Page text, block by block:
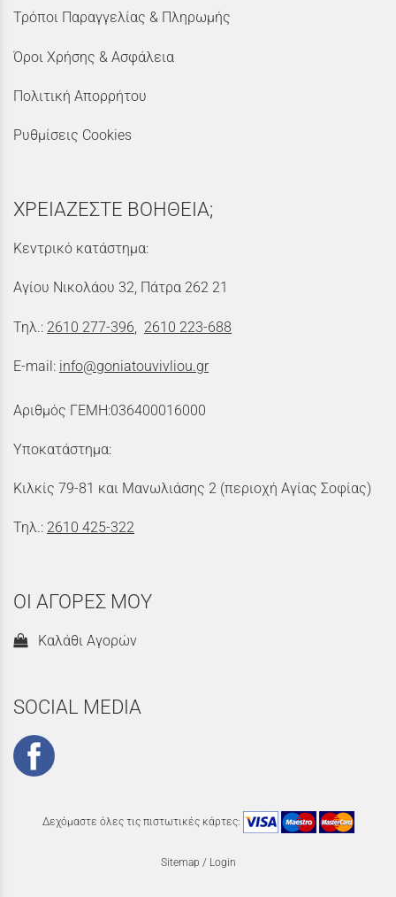
Τρόποι Παραγγελίας & Πληρωμής
Όροι Χρήσης & Ασφάλεια
Πολιτική Απορρήτου
Ρυθμίσεις Cookies
ΧΡΕΙΑΖΕΣΤΕ ΒΟΗΘΕΙΑ;
Κεντρικό κατάστημα:
Αγίου Νικολάου 32, Πάτρα 262 21
Τηλ.: 2610 277-396 2610 223-688
E-mail: info@goniatouvivliou.gr
Αριθμός ΓΕΜΗ:036400016000
Υποκατάστημα:
Κιλκίς 79-81 και Μανωλιάσης 2 (περιοχή Αγίας Σοφίας)
Τηλ.: 2610 425-322
ΟΙ ΑΓΟΡΕΣ ΜΟΥ
Καλάθι Αγορών
SOCIAL MEDIA
Δεχόμαστε όλες τις πιστωτικές κάρτες:
Sitemap / Login